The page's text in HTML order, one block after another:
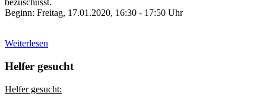
bezuschusst.
Beginn: Freitag, 17.01.2020, 16:30 - 17:50 Uhr
Weiterlesen
Helfer gesucht
Helfer gesucht: